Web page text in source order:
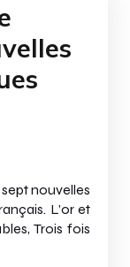
nouvelles
L’or et
Trois fois